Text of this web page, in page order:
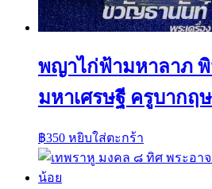
พญาไก่ฟ้ามหาลาภ พิ
มหาเศรษฐี ครูบากฤ
฿350 หยิบใส่ตะกร้า